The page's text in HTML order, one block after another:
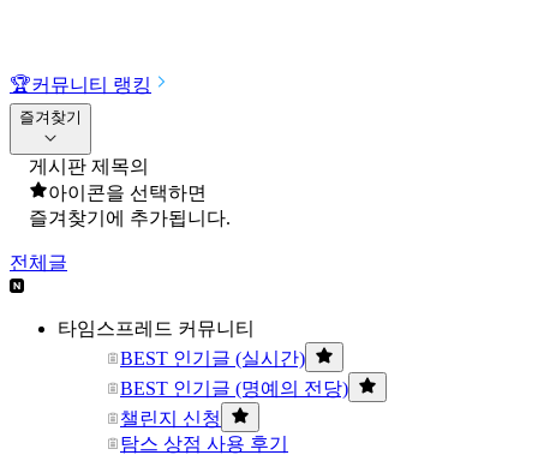
🏆커뮤니티 랭킹
즐겨찾기
게시판 제목의
아이콘을 선택하면
즐겨찾기에 추가됩니다.
전체글
타임스프레드 커뮤니티
BEST 인기글 (실시간)
BEST 인기글 (명예의 전당)
챌린지 신청
탐스 상점 사용 후기